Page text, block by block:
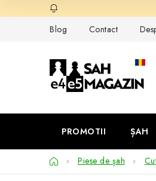
la
Blog
Contact
PROMOTII ȘAH
AcasăPiese de șah